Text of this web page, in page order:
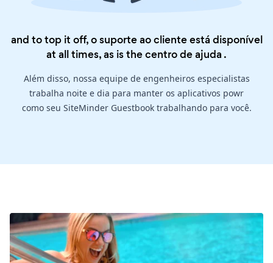
and to top it off, o suporte ao cliente está disponível
at all times, as is thecentro de ajuda .
Além disso, nossa equipe de engenheiros especialistas
trabalha noite e dia para manter os aplicativos powr
como seu SiteMinder Guestbook trabalhando para você.